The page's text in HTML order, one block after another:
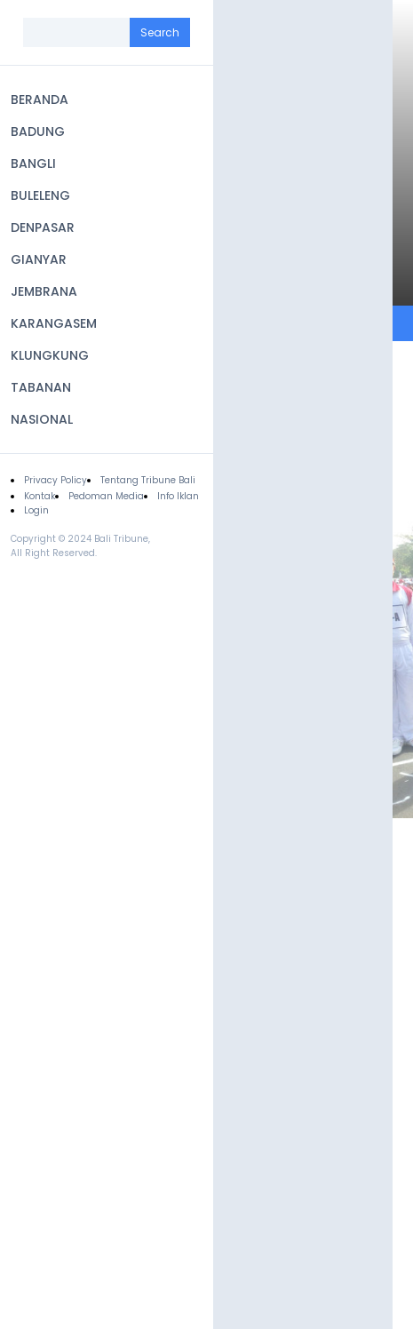
navigation
BERANDA
BADUNG
BANGLI
BULELENG
DENPASAR
GIANYAR
JEMBRANA
KARANGASEM
KLUNGKUNG
TABANAN
NASIONAL
Footer
Privacy Policy
Tentang Tribune Bali
Kontak
Pedoman Media
Info Iklan
Login
Copyright © 2024 Bali Tribune,
All Right Reserved.